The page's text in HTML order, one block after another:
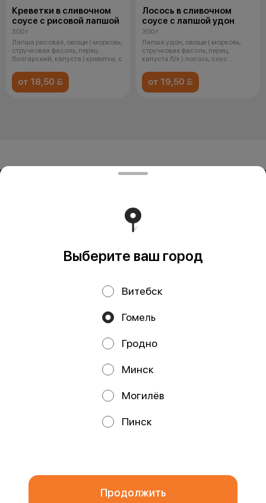
Креветки в сливочном
соусе с рисовой лапшой
300 г
Лапша рисовая, овощи ( морковь,
стручковая фасоль, перец
болгарский, капуста ) креветки, с
от 18,50 
Лосось в сливочном
соусе с лапшой удон
300 г
Лапша удон, овощи ( морковь,
стручковая фасоль, перец,
капуста б/к ) лосось, соус
от 19,50 
аналитических сервисов согласно нашейполитике
конфиденциальности
пом. 3-3 УНП 491388853 Свидетельство выдано
Гомельским городским исполнительным комитетом 8
Публичная оферта
Выберите ваш город
Витебск
Гомель
Гродно
Минск
Могилёв
Пинск